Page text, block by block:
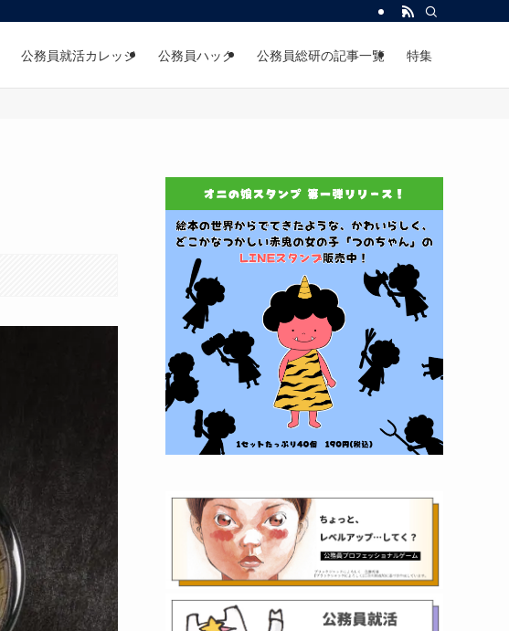
公務員就活カレッジ 公務員ハック 公務員総研の記事一覧 特集